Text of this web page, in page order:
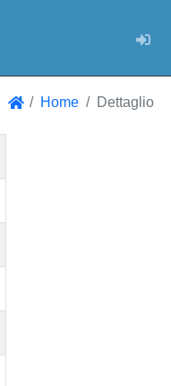
Home Dettaglio